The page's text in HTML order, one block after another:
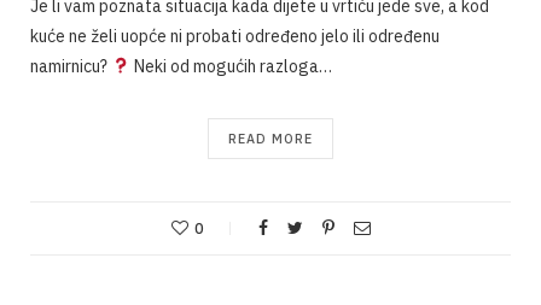
Je li vam poznata situacija kada dijete u vrtiću jede sve, a kod
kuće ne želi uopće ni probati određeno jelo ili određenu
namirnicu?
Neki od mogućih razloga…
READ MORE
0